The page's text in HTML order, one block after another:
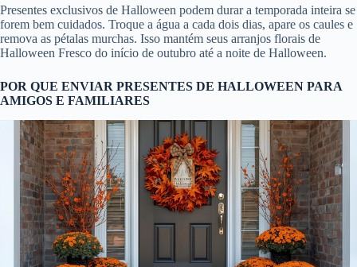
Presentes exclusivos de Halloween podem durar a temporada inteira se
forem bem cuidados. Troque a água a cada dois dias, apare os caules e
remova as pétalas murchas. Isso mantém seus arranjos florais de
Halloween Fresco do início de outubro até a noite de Halloween.
POR QUE ENVIAR PRESENTES DE HALLOWEEN PARA
AMIGOS E FAMILIARES